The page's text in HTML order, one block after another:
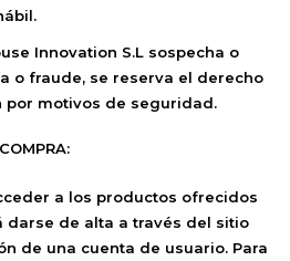
Innovation S.L sospecha o
o fraude, se reserva el derecho
por motivos de seguridad.
a los productos ofrecidos
darse de alta a través del sitio
de una cuenta de usuario. Para